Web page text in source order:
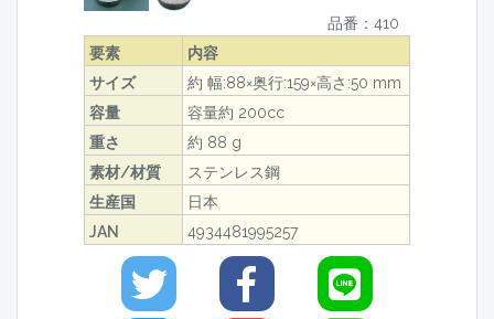
品番：410
要素
内容
サイズ
約 幅:88×奥行:159×高さ:50 mm
容量
容量約 200cc
重さ
約 88 g
素材/材質
ステンレス鋼
生産国
日本
JAN
4934481995257